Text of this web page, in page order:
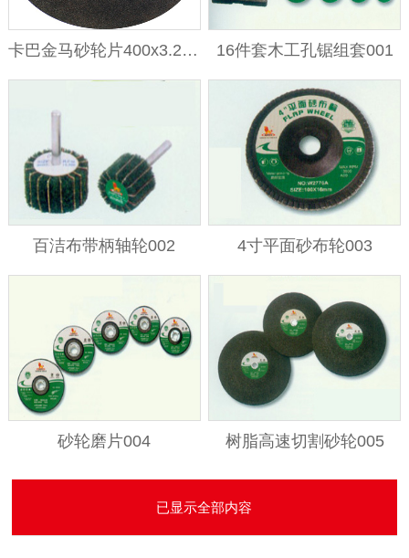
卡巴金马砂轮片400x3.2x32 16件套木工孔锯组套001
百洁布带柄轴轮002 4寸平面砂布轮003
砂轮磨片004 树脂高速切割砂轮005
已显示全部内容